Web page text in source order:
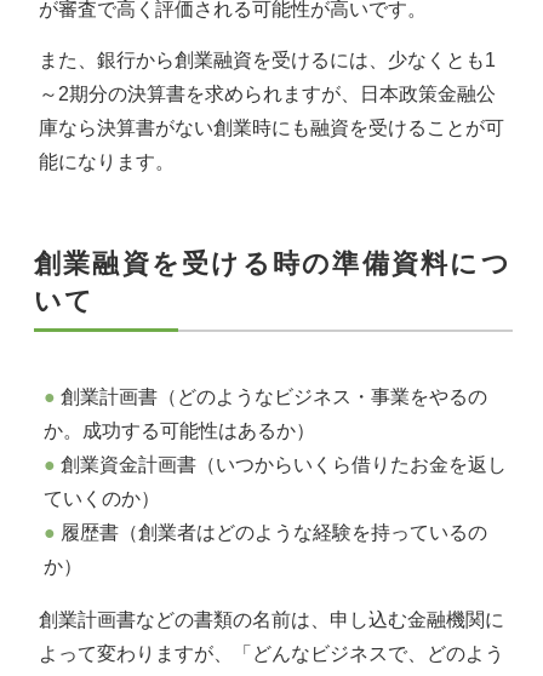
が審査で高く評価される可能性が高いです。
また、銀行から創業融資を受けるには、少なくとも1
～2期分の決算書を求められますが、日本政策金融公
庫なら決算書がない創業時にも融資を受けることが可
能になります。
創業融資を受ける時の準備資料につ
いて
創業計画書（どのようなビジネス・事業をやるの
か。成功する可能性はあるか）
創業資金計画書（いつからいくら借りたお金を返し
ていくのか）
履歴書（創業者はどのような経験を持っているの
か）
創業計画書などの書類の名前は、申し込む金融機関に
よって変わりますが、「どんなビジネスで、どのよう